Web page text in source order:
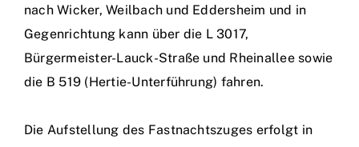
nach Wicker, Weilbach und Eddersheim und in
Gegenrichtung kann über die L 3017,
Bürgermeister-Lauck-Straße und Rheinallee sowie
die B 519 (Hertie-Unterführung) fahren.
Die Aufstellung des Fastnachtszuges erfolgt in